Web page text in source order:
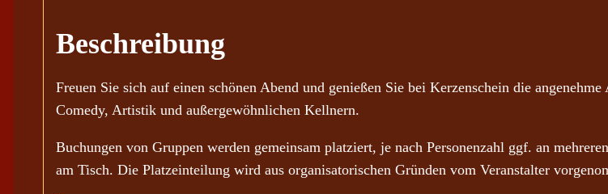
9
0
0
Beschreibung
Freuen Sie sich auf einen schönen Abend und genießen Sie bei Kerzenschein die
Comedy, Artistik und außergewöhnlichen Kellnern.
Buchungen von Gruppen werden gemeinsam platziert, je nach Personenzahl ggf. an
am Tisch. Die Platzeinteilung wird aus organisatorischen Gründen vom Veranstalter